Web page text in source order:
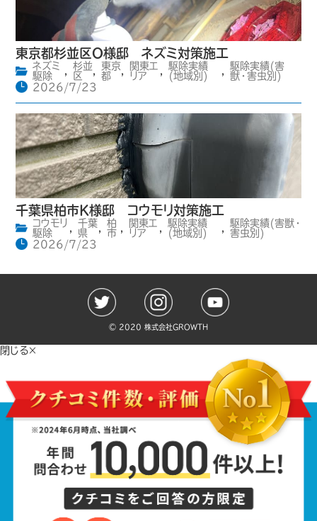
東京都杉並区O様邸 ネズミ対策施工
ネズミ
駆除
,
杉並
区
,
東京
都
,
関東エ
リア
,
駆除実績
(地域別)
,
駆除実績(害
獣・害虫別)
2026/7/23
千葉県柏市K様邸 コウモリ対策施工
コウモリ
駆除
,
千葉
県
,
柏
市 ,
関東エ
リア
,
駆除実績
(地域別)
,
駆除実績(害獣・
害虫別)
2026/7/23
©️ 2020 株式会社GROWTH
閉じる×